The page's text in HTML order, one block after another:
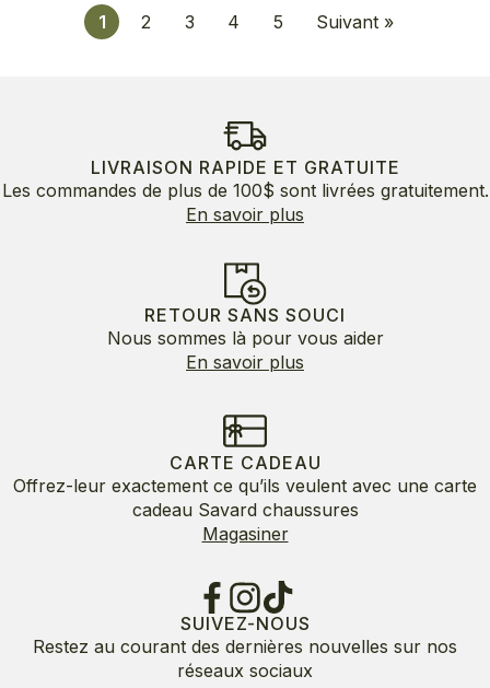
prix :
1 2 3 4 5 Suivant »
LIVRAISON RAPIDE ET GRATUITE
Les commandes de plus de 100$ sont livrées gratuitement.
En savoir plus
RETOUR SANS SOUCI
Nous sommes là pour vous aider
En savoir plus
CARTE CADEAU
Offrez-leur exactement ce qu’ils veulent avec une carte
cadeau Savard chaussures
Magasiner
SUIVEZ-NOUS
Restez au courant des dernières nouvelles sur nos
réseaux sociaux